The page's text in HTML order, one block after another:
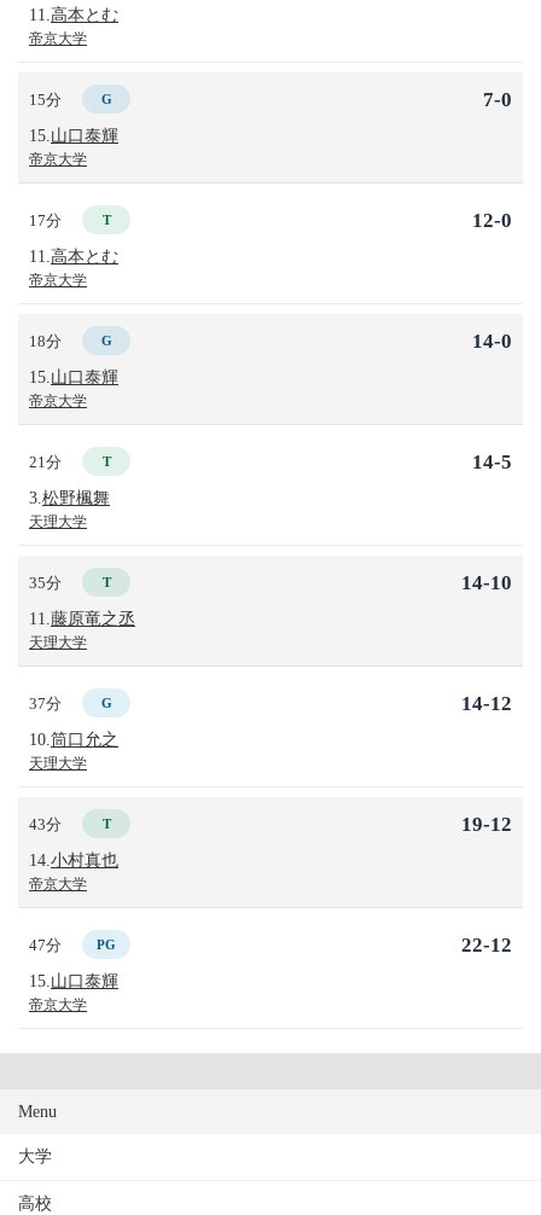
11. 高本とむ
帝京大学
15分 G
15. 山口泰輝
帝京大学
7-0
17分 T
11. 高本とむ
帝京大学
12-0
18分 G
15. 山口泰輝
帝京大学
14-0
21分 T
3. 松野楓舞
天理大学
14-5
35分 T
11. 藤原竜之丞
天理大学
14-10
37分 G
10. 筒口允之
天理大学
14-12
43分 T
14. 小村真也
帝京大学
19-12
47分 PG
15. 山口泰輝
帝京大学
22-12
Menu
大学
高校